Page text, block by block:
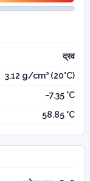
द्रव
3.12 g/cm³ (20°C)
−7.35 °C
58.85 °C